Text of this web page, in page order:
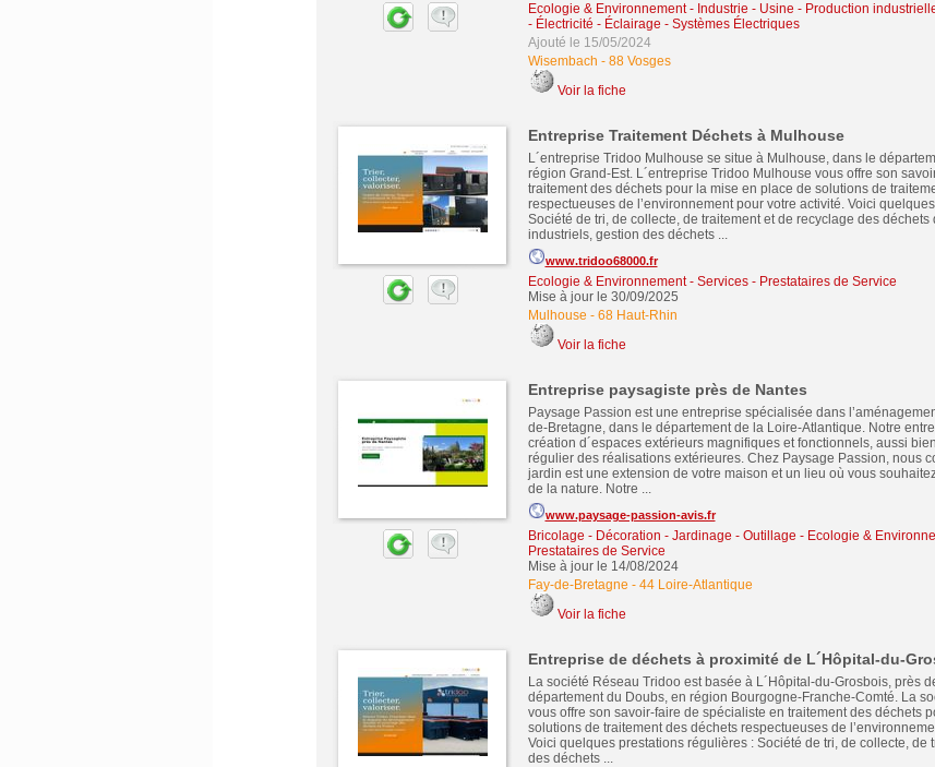
Ecologie & Environnement- Industrie - Usine - Production
- Électricité - Éclairage - Systèmes Électriques
Ajouté le 15/05/2024
Wisembach - 88 Vosges
Voir la fiche
Entreprise Traitement Déchets à Mulhouse
L´entreprise Tridoo Mulhouse se situe à Mulhouse, dans le
région Grand-Est. L´entreprise Tridoo Mulhouse vous offre son
traitement des déchets pour la mise en place de solutions de
respectueuses de l’environnement pour votre activité. Voici
Société de tri, de collecte, de traitement et de recyclage des déchets
industriels, gestion des déchets ...
www.tridoo68000.fr
Ecologie & Environnement- Services - Prestataires de Service
Mise à jour le 30/09/2025
Mulhouse - 68 Haut-Rhin
Voir la fiche
Entreprise paysagiste près de Nantes
Paysage Passion est une entreprise spécialisée dans
de-Bretagne, dans le département de la Loire-Atlantique. Notre
création d´espaces extérieurs magnifiques et fonctionnels, aussi
régulier des réalisations extérieures. Chez Paysage Passion, nous
jardin est une extension de votre maison et un lieu où vous
de la nature. Notre ...
www.paysage-passion-avis.fr
Bricolage - Décoration - Jardinage - Outillage - Ecologie &
Prestataires de Service
Mise à jour le 14/08/2024
Fay-de-Bretagne - 44 Loire-Atlantique
Voir la fiche
Entreprise de déchets à proximité de L´Hôpital-du-
La société Réseau Tridoo est basée à L´Hôpital-du-Grosbois, près
département du Doubs, en région Bourgogne-Franche-Comté. La
vous offre son savoir-faire de spécialiste en traitement des déchets
solutions de traitement des déchets respectueuses de
Voici quelques prestations régulières : Société de tri, de collecte, de
des déchets ...